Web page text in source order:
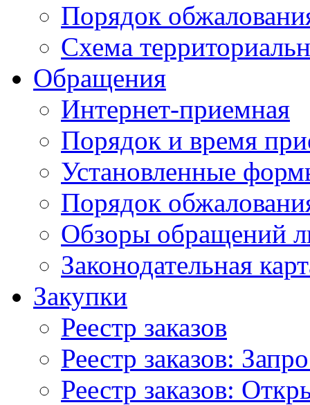
Порядок
Схема
Обращения
Интернет-приемная
Порядок и время
Установленные
Порядок
Обзоры обращений
Законодательная
Закупки
Реестр заказов
Реестр заказов:
Реестр заказов: